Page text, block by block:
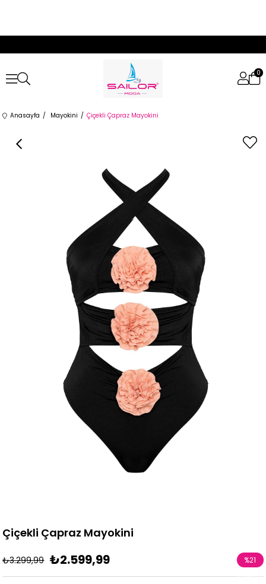
0
Anasayfa Mayokini Çiçekli Çapraz Mayokini
Çiçekli Çapraz Mayokini
₺3.299,99 ₺2.599,99 %21
İndirim